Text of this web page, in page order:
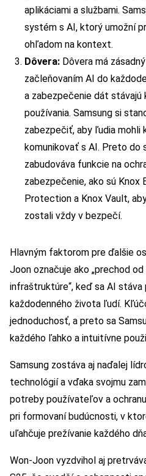
aplikáciami a službami.
systém s AI, ktorý umožní
ohľadom na kontext.
Dôvera: Dôvera má
začleňovaním AI do
a zabezpečenie dát
používania. Samsung si
zabezpečiť, aby ľudia mohli
komunikovať s AI. Preto do
zabudováva funkcie na
zabezpečenie, ako sú Knox
Protection a Knox Vault,
zostali vždy v bezpečí.
Hlavným faktorom pre ďalšie
Joon označuje ako „prechod
infraštruktúre“, keď sa AI
každodenného života ľudí.
jednoduchosť, a preto sa
každého ľahko a intuitívne
Samsung zostáva aj naďalej
technológií a vďaka svojmu
potreby používateľov a
pri formovaní budúcnosti, v
uľahčuje prežívanie každého
Won-Joon vyzdvihol aj